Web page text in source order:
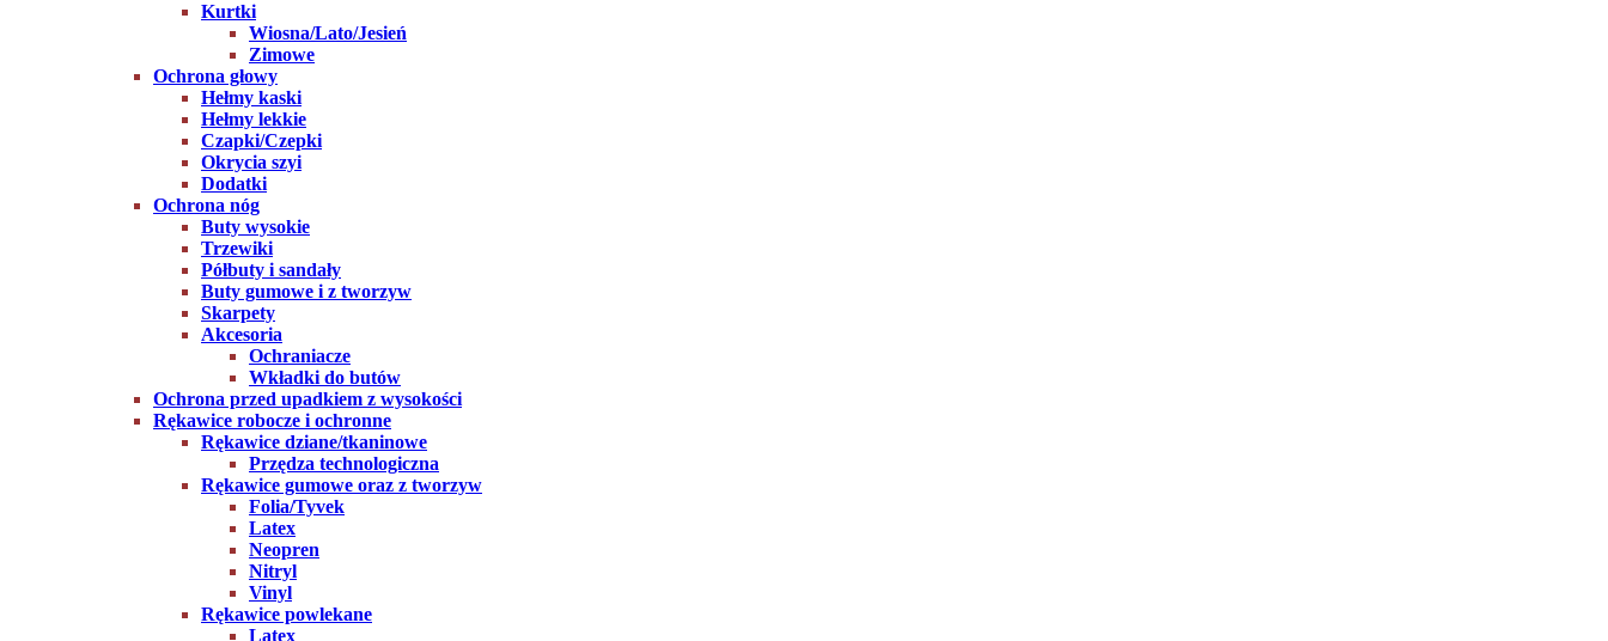
Kurtki
Wiosna/Lato/Jesień
Zimowe
Ochrona głowy
Hełmy kaski
Hełmy lekkie
Czapki/Czepki
Okrycia szyi
Dodatki
Ochrona nóg
Buty wysokie
Trzewiki
Półbuty i sandały
Buty gumowe i z tworzyw
Skarpety
Akcesoria
Ochraniacze
Wkładki do butów
Ochrona przed upadkiem z wysokości
Rękawice robocze i ochronne
Rękawice dziane/tkaninowe
Przędza technologiczna
Rękawice gumowe oraz z tworzyw
Folia/Tyvek
Latex
Neopren
Nitryl
Vinyl
Rękawice powlekane
Latex